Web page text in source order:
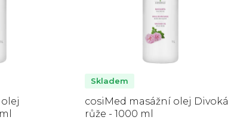
cosiMed masážní olej Divoká
růže - 1000 ml
Skladem